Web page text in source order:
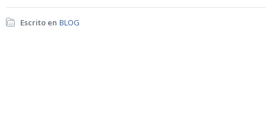
Escrito en BLOG